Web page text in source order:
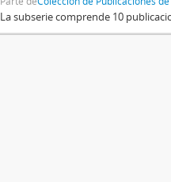
La subserie comprende 10